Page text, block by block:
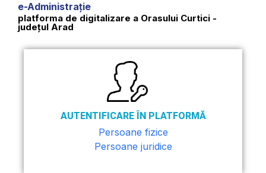
e-Administrație
platforma de digitalizare a Orasului Curtici -
județul Arad
AUTENTIFICARE ÎN PLATFORMĂ
Persoane fizice
Persoane juridice